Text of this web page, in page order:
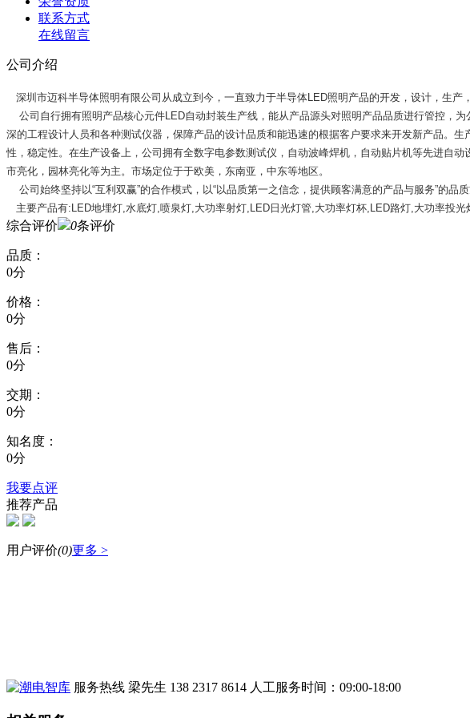
联系方式
在线留言
公司介绍
深圳市迈科半导体照明有限公司从成立到今，一直致力于半导体LED照明产品的开发，设计，生产，
公司自行拥有照明产品核心元件LED自动封装生产线，能从产品源头对照明产品品质进行管控，
深的工程设计人员和各种测试仪器，保障产品的设计品质和能迅速的根据客户要求来开发新产品。
性，稳定性。在生产设备上，公司拥有全数字电参数测试仪，自动波峰焊机，自动贴片机等先进自
市亮化，园林亮化等为主。市场定位于于欧美，东南亚，中东等地区。
公司始终坚持以“互利双赢”的合作模式，以“以品质第一之信念，提供顾客满意的产品与服务”的
主要产品有:LED地埋灯,水底灯,喷泉灯,大功率射灯,LED日光灯管,大功率灯杯,LED路灯,大功率投光
综合评价 0条评价
品质：
0分
价格：
0分
售后：
0分
交期：
0分
知名度：
0分
我要点评
推荐产品
用户评价(0)更多 >
服务热线 梁先生 138 2317 8614 人工服务时间：09:00-18:00